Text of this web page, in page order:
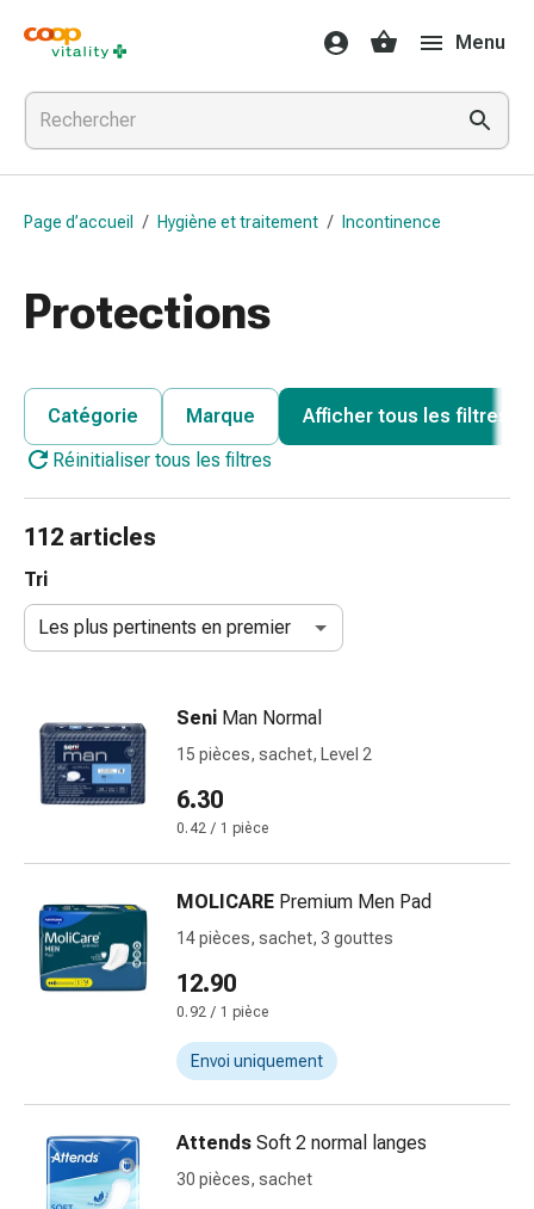
Médicaments
et
santé
Grippe
et
Refroidissement
pour
gorge
Médicaments
grippe
le
de
Toux
et
et
accessoires
Nettoyeur
de
Mouchoirs
papier
Rhume
Soins
Bandes
élastiques
Menu
Page d’accueil / Hygiène et traitement / Incontinence
Protections
Catégorie Marque
Afficher tous les filtres
Réinitialiser tous les filtres
112 articles
Tri
Les plus pertinents en premier
Seni Man Normal
15 pièces, sachet, Level 2
6.30
0.42 / 1 pièce
MOLICARE Premium Men Pad
14 pièces, sachet, 3 gouttes
12.90
0.92 / 1 pièce
Envoi uniquement
Attends Soft 2 normal langes
30 pièces, sachet